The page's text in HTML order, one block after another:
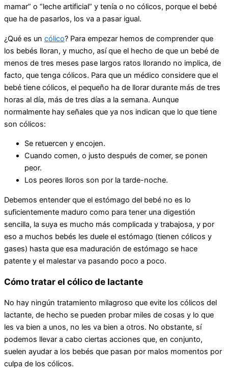
mamar” o “leche artificial” y tenía o no cólicos, porque el bebé
que ha de pasarlos, los va a pasar igual.
¿Qué es un cólico? Para empezar hemos de comprender que
los bebés lloran, y mucho, así que el hecho de que un bebé de
menos de tres meses pase largos ratos llorando no implica, de
facto, que tenga cólicos. Para que un médico considere que el
bebé tiene cólicos, el pequeño ha de llorar durante más de tres
horas al día, más de tres días a la semana. Aunque
normalmente hay señales que ya nos indican que lo que tiene
son cólicos:
Se retuercen y encojen.
Cuando comen, o justo después de comer, se ponen
peor.
Los peores lloros son por la tarde-noche.
Debemos entender que el estómago del bebé no es lo
suficientemente maduro como para tener una digestión
sencilla, la suya es mucho más complicada y trabajosa, y por
eso a muchos bebés les duele el estómago (tienen cólicos y
gases) hasta que esa maduración de estómago se hace
patente y el malestar va pasando poco a poco.
Cómo tratar el cólico de lactante
No hay ningún tratamiento milagroso que evite los cólicos del
lactante, de hecho se pueden probar miles de cosas y lo que
les va bien a unos, no les va bien a otros. No obstante, sí
podemos llevar a cabo ciertas acciones que, en conjunto,
suelen ayudar a los bebés que pasan por malos momentos por
culpa de los cólicos.